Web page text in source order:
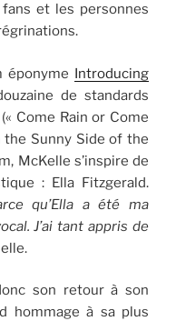
et les personnes
éponyme Introducing
de standards
Come Rain or Come
the Sunny Side of the
McKelle s’inspire de
: Ella Fitzgerald.
qu’Ella a été ma
J’ai tant appris de
son retour à son
hommage à sa plus